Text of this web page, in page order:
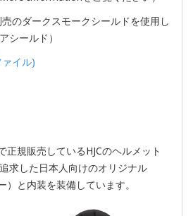
のダークスモークシールドを使用し
シールド）
イル)
正規販売しているHJCのヘルメット
求した日本人向けのオリジナル
）と内装を装備しています。